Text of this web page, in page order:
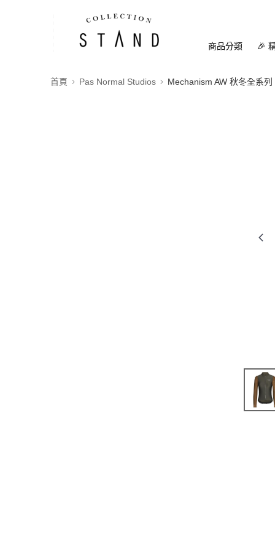
商品分類 🎉
首頁 Pas Normal Studios Mechanism AW 秋冬全系列